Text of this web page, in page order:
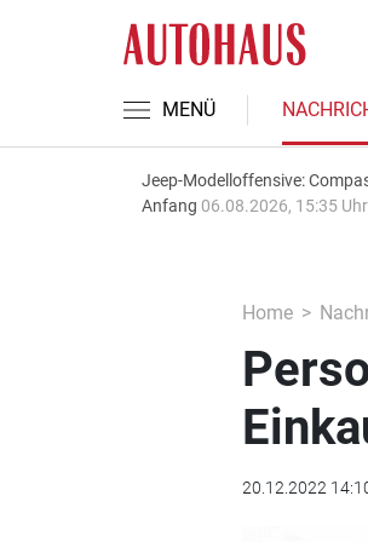
MENÜ
Jeep-Modelloffensive:
Anfang 06.08.2026, 15:35 Uhr
Home
20.12.2022